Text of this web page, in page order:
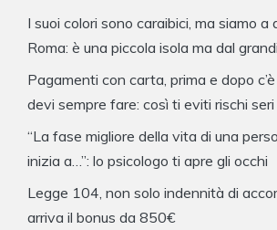
I suoi colori sono caraibici, ma siamo a
Roma: è una piccola isola ma dal
Pagamenti con carta, prima e dopo c’è
devi sempre fare: così ti eviti rischi seri
“La fase migliore della vita di una
inizia a…”: lo psicologo ti apre gli occhi
Legge 104, non solo indennità di
arriva il bonus da 850€